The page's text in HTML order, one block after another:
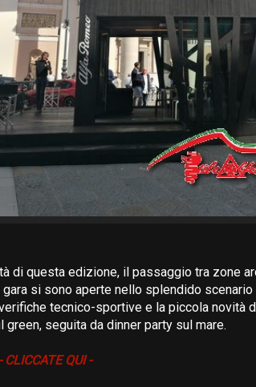
di questa edizione, il passaggio tra zone
si sono aperte nello splendido
tecnico-sportive e la piccola novità
seguita da dinner party sul mare.
- CLICCATE QUI -